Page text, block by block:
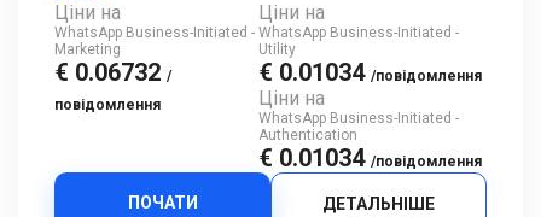
Ціни на
WhatsApp Business-Initiated -
Marketing
€ 0.06732 /
повідомлення
Ціни на
WhatsApp Business-Initiated -
Utility
€ 0.01034 /повідомлення
Ціни на
WhatsApp Business-Initiated -
Authentication
€ 0.01034 /повідомлення
ПОЧАТИ ДЕТАЛЬНІШЕ